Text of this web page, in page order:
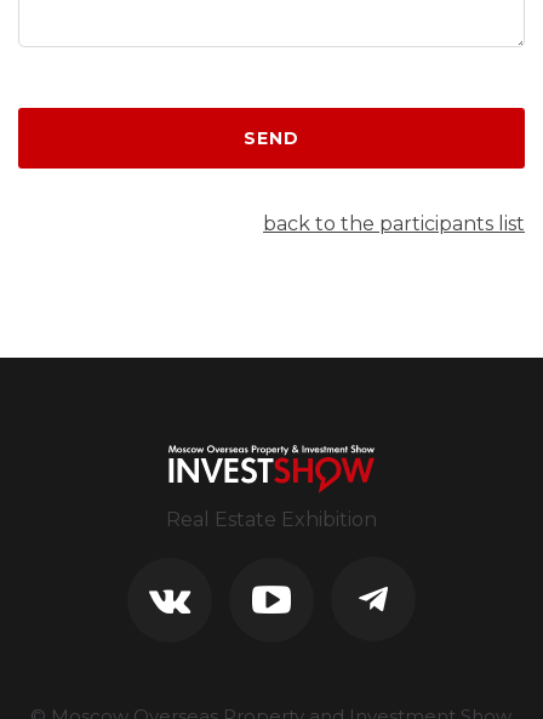
SEND
back to the participants list
Real Estate Exhibition